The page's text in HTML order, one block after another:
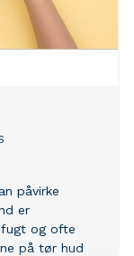
påvirke
er
fugt og ofte
på tør hud